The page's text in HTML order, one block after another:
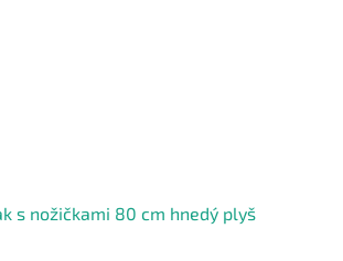
s nožičkami 80 cm hnedý plyš